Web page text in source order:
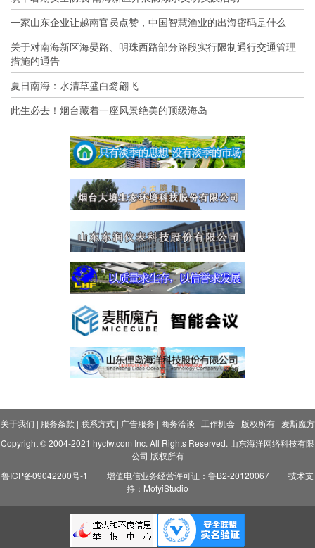
一家山东企业让越南官员点赞，中国智慧渔业的出海密码是什么
关于对南海新区海晏路、明珠西路部分路段实行限制通行交通管理
措施的通告
夏日南海：水清草盛白鹭翩飞
此生必去！烟台藏着一座风景绝美的顶级海岛
关于我们 | 服务条款 | 联系方式| 广告服务 | 商务洽谈 | 工作机会| 版权所有| 麦斯魔方
Copyright © 2004-2021 hycfw.com Inc. All Rights Reserved. 山东海洋网络科技有限
公司 版权所有
鲁ICP备09042200号-1
增值电信业务经营许可证：鲁B2-20120067
技术支
持：MofyiStudio